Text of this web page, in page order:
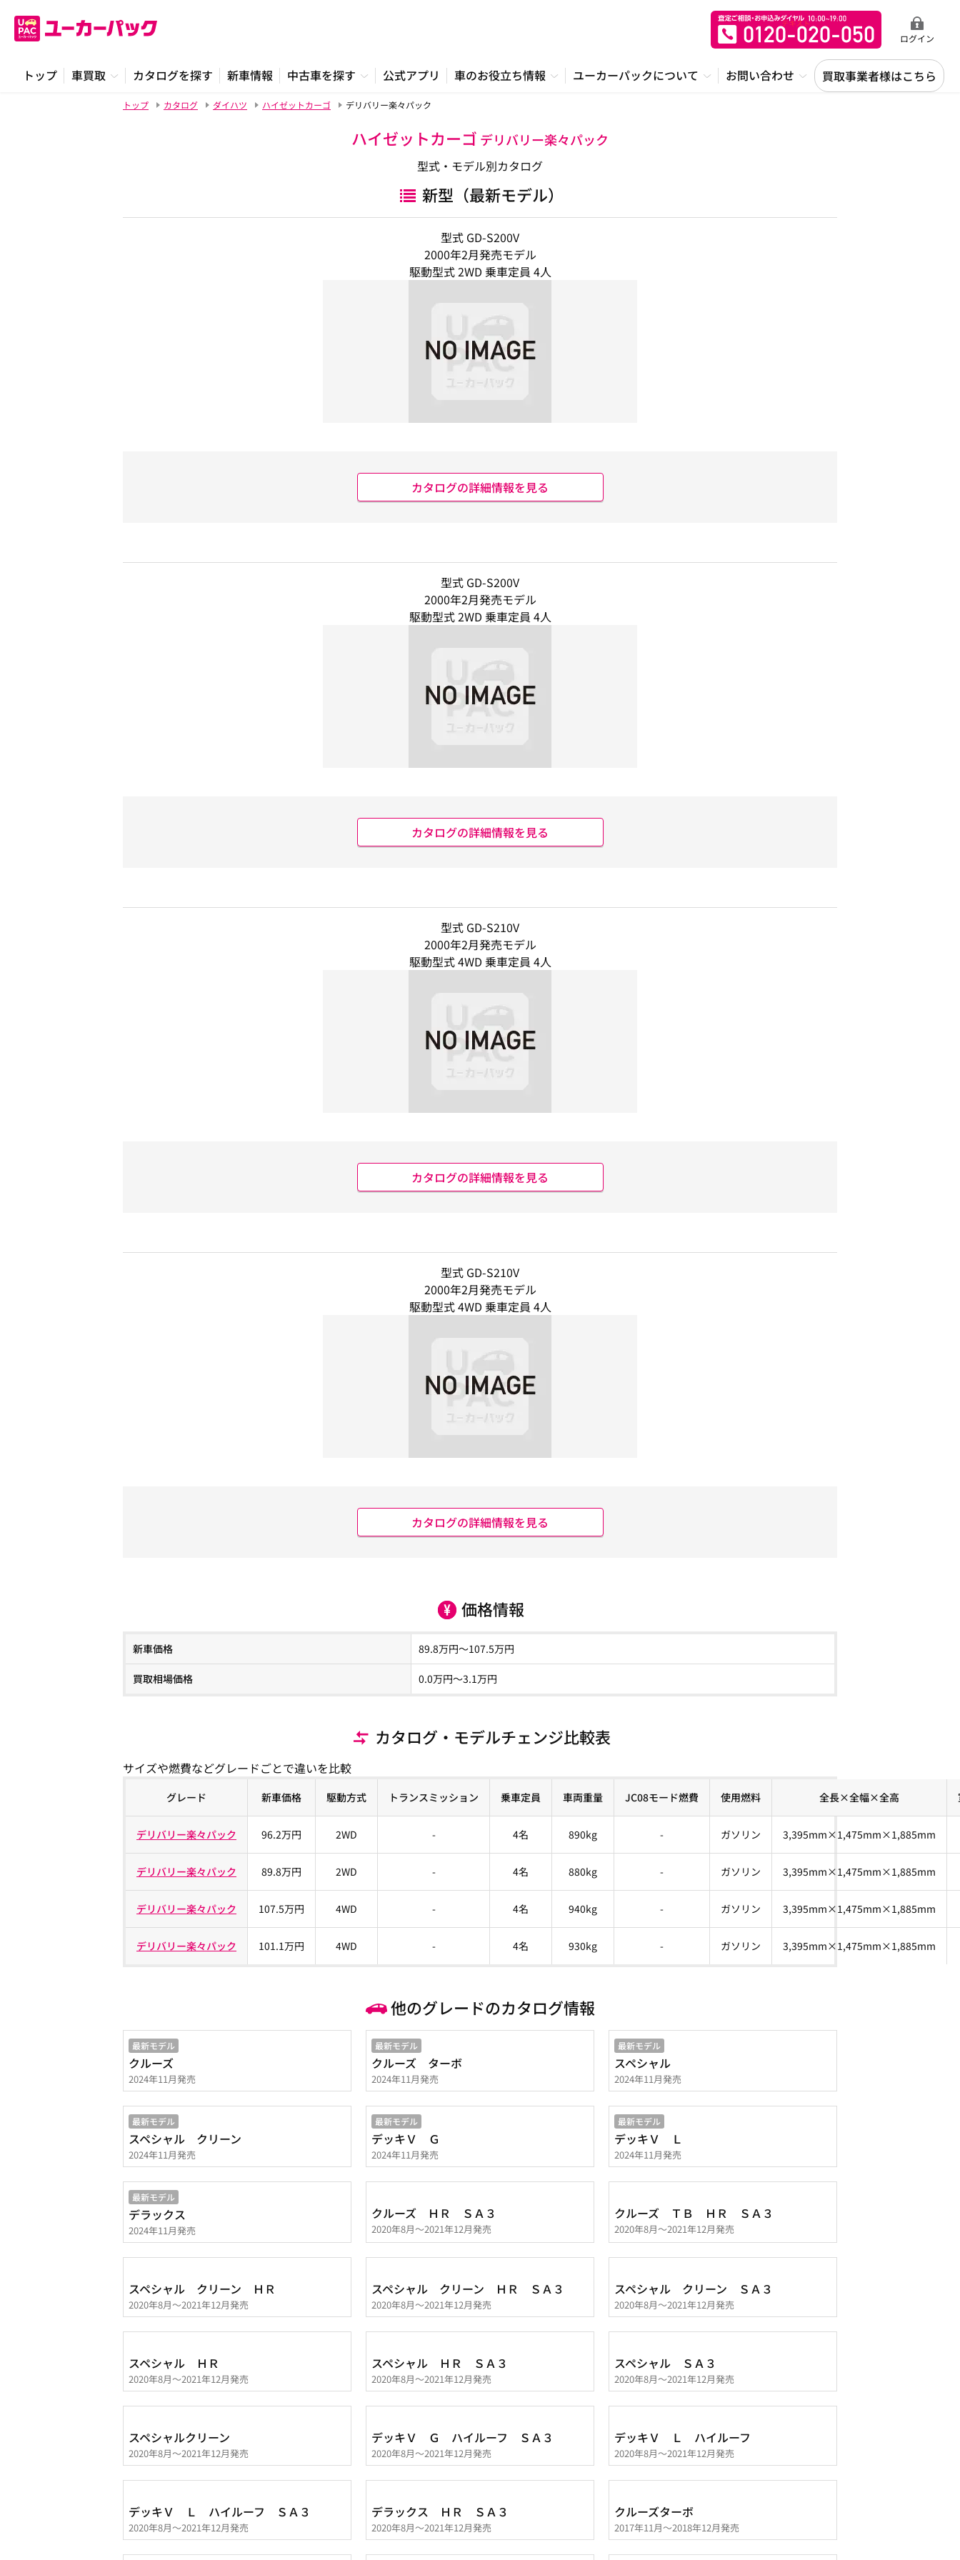
ログイン
トップ 車買取 カタログを探す 新車情報 中古車を探す 公式アプリ 車のお役立ち情報 ユーカーパックについて お問い合わせ 買取事業者様はこちら
トップ カタログ ダイハツ ハイゼットカーゴ デリバリー楽々パック
ハイゼットカーゴ デリバリー楽々パック
型式・モデル別カタログ
新型（最新モデル）
型式 GD-S200V
2000年2月発売モデル
駆動型式 2WD 乗車定員 4人
カタログの詳細情報を見る
型式 GD-S200V
2000年2月発売モデル
駆動型式 2WD 乗車定員 4人
カタログの詳細情報を見る
型式 GD-S210V
2000年2月発売モデル
駆動型式 4WD 乗車定員 4人
カタログの詳細情報を見る
型式 GD-S210V
2000年2月発売モデル
駆動型式 4WD 乗車定員 4人
カタログの詳細情報を見る
価格情報
新車価格 89.8万円～107.5万円
買取相場価格 0.0万円〜3.1万円
カタログ・モデルチェンジ比較表
サイズや燃費などグレードごとで違いを比較
グレード 新車価格 駆動方式 トランスミッション 乗車定員 車両重量 JC08モード燃費 使用燃料 全長×全幅×全高
デリバリー楽々パック 96.2万円 2WD - 4名 890kg - ガソリン 3,395mm×1,475mm×1,885mm
デリバリー楽々パック 89.8万円 2WD - 4名 880kg - ガソリン 3,395mm×1,475mm×1,885mm
デリバリー楽々パック 107.5万円 4WD - 4名 940kg - ガソリン 3,395mm×1,475mm×1,885mm
デリバリー楽々パック 101.1万円 4WD - 4名 930kg - ガソリン 3,395mm×1,475mm×1,885mm
他のグレードのカタログ情報
最新モデル
クルーズ
2024年11月発売
最新モデル
クルーズ ターボ
2024年11月発売
最新モデル
スペシャル
2024年11月発売
最新モデル
スペシャル クリーン
2024年11月発売
最新モデル
デッキＶ Ｇ
2024年11月発売
最新モデル
デッキＶ Ｌ
2024年11月発売
最新モデル
デラックス
2024年11月発売
クルーズ ＨＲ ＳＡ３
2020年8月～2021年12月発売
クルーズ ＴＢ ＨＲ ＳＡ３
2020年8月～2021年12月発売
スペシャル クリーン ＨＲ
2020年8月～2021年12月発売
スペシャル クリーン ＨＲ ＳＡ３
2020年8月～2021年12月発売
スペシャル クリーン ＳＡ３
2020年8月～2021年12月発売
スペシャル ＨＲ
2020年8月～2021年12月発売
スペシャル ＨＲ ＳＡ３
2020年8月～2021年12月発売
スペシャル ＳＡ３
2020年8月～2021年12月発売
スペシャルクリーン
2020年8月～2021年12月発売
デッキＶ Ｇ ハイルーフ ＳＡ３
2020年8月～2021年12月発売
デッキＶ Ｌ ハイルーフ
2020年8月～2021年12月発売
デッキＶ Ｌ ハイルーフ ＳＡ３
2020年8月～2021年12月発売
デラックス ＨＲ ＳＡ３
2020年8月～2021年12月発売
クルーズターボ
2017年11月～2018年12月発売